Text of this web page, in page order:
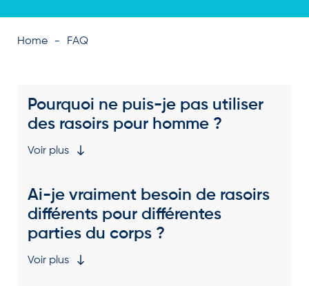
Home FAQ
Pourquoi ne puis-je pas utiliser
des rasoirs pour homme ?
Voir plus
Ai-je vraiment besoin de rasoirs
différents pour différentes
parties du corps ?
Voir plus